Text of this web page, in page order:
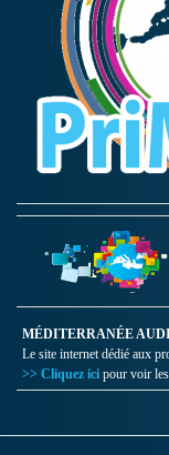
MÉDITERRANÉE
Le site internet dédié aux
>> Cliquez ici pour voir